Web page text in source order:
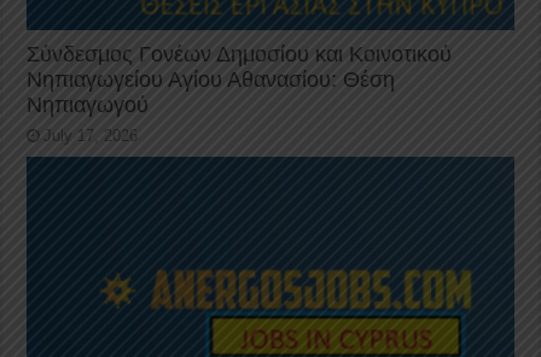
Σύνδεσμος Γονέων Δημοσίου και Κοινοτικού
Νηπιαγωγείου Αγίου Αθανασίου: Θέση
Νηπιαγωγού
July 17, 2026